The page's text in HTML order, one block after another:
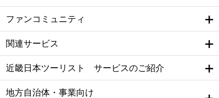
ファンコミュニティ
関連サービス
近畿日本ツーリスト サービスのご紹介
地方自治体・事業向け